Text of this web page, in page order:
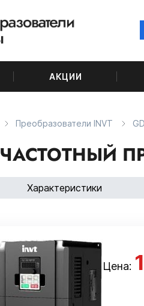
АКЦИИ
Преобразователи INVT
ЧАСТОТНЫЙ
Характеристики
Цена: